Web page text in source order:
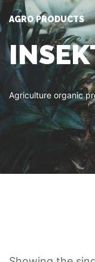
AGRO PRODUCTS
Agriculture organic